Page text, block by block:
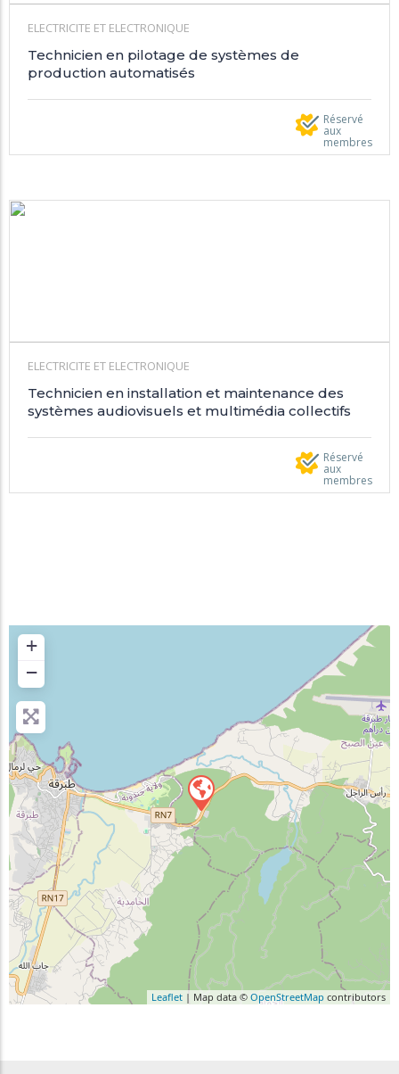
ELECTRICITE ET ELECTRONIQUE
Technicien en pilotage de systèmes de
production automatisés
Réservé
aux
membres
ELECTRICITE ET ELECTRONIQUE
Technicien en installation et maintenance des
systèmes audiovisuels et multimédia collectifs
Réservé
aux
membres
+
−
Leaflet | Map data © OpenStreetMap contributors